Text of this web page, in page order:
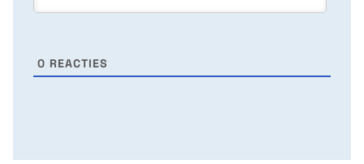
0 REACTIES